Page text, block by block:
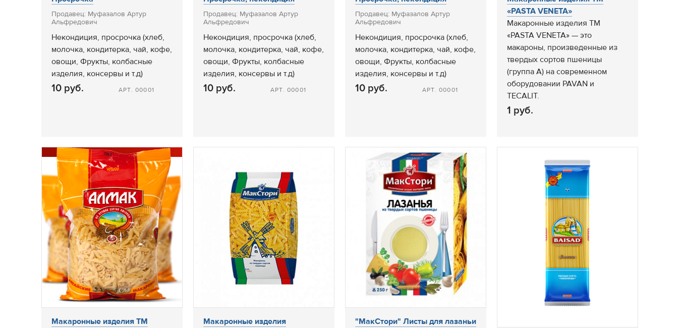
Продавец: Муфазалов Артур
Альфредович
Некондиция, просрочка (хлеб,
молочка, кондитерка, чай, кофе,
овощи, Фрукты, колбасные
изделия, консервы и т.д)
10 руб. АРТ. 00001
Продавец: Муфазалов Артур
Альфредович
Некондиция, просрочка (хлеб,
молочка, кондитерка, чай, кофе,
овощи, Фрукты, колбасные
изделия, консервы и т.д)
10 руб. АРТ. 00001
Продавец: Муфазалов Артур
Альфредович
Некондиция, просрочка (хлеб,
молочка, кондитерка, чай, кофе,
овощи, Фрукты, колбасные
изделия, консервы и т.д)
10 руб. АРТ. 00001
«PASTA VENETA»
Макаронные изделия ТМ
«PASTA VENETA» — это
макароны, произведенные из
твердых сортов пшеницы
(группа А) на современном
оборудовании PAVAN и
TECALIT.
1 руб.
Макаронные изделия ТМ
Макаронные изделия
"МакСтори" Листы для лазаньи